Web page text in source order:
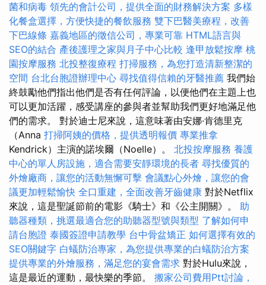
菌和病毒 領先的會計公司，提供全面的財務解決方案 多樣
化餐盒選擇，方便快捷的餐飲服務 雙下巴醫美療程，改善
下巴線條 嘉義地區的徵信公司，專業可靠 HTML語言與
SEO的結合 產後護理之家與月子中心比較 逢甲放鬆按摩 桃
園按摩服務 北投整復療程 打掃服務，為您打造清新整潔的
空間 台北台胞證辦理中心 尋找值得信賴的牙醫推薦 我們始
終鼓勵他們指出他們是否有任何評論，以便他們在主題上也
可以更加活躍，感受講座的參與者並幫助我們更好地滿足他
們的需求。 對於迪士尼來說，這意味著由安娜·肯德里克
（Anna 打掃阿姨的價格，提供透明報價 專業推拿
Kendrick）主演的諾埃爾（Noelle）。 北投按摩服務 養護
中心的單人房設施，適合需要安靜環境的長者 尋找優質的
外燴廠商，讓您的活動無懈可擊 會議點心外燴，讓您的會
議更加輕鬆愉快 全口重建，全面改善牙齒健康 對於Netflix
來說，這是聖誕節前的電影《騎士》和《公主開關》。 助
聽器種類，挑選最適合您的助聽器型號與類型 了解如何申
請台胞證 泰國簽證申請教學 台中骨盆矯正 如何選擇有效的
SEO關鍵字 白蟻防治專家，為您提供專業的白蟻防治方案
提供專業的外燴服務，滿足您的宴會需求 對於Hulu來說，
這是最近的運動，最快樂的季節。 搬家公司費用Ptt討論，